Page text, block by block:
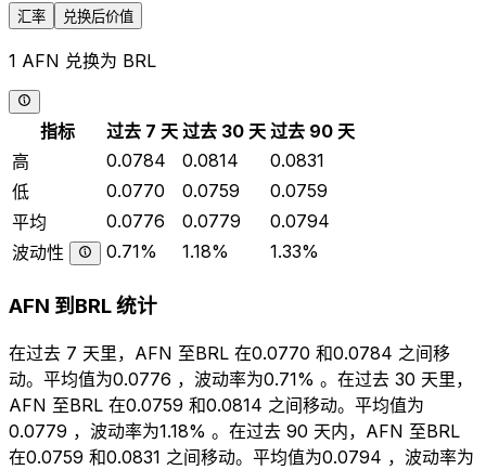
汇率 兑换后价值
1 AFN 兑换为 BRL
指标 过去 7 天 过去 30 天 过去 90 天
高
0.0784 0.0814
0.0831
低
0.0770 0.0759
0.0759
平均
0.0776 0.0779
0.0794
波动性
0.71% 1.18% 1.33%
AFN 到BRL 统计
在过去 7 天里，AFN 至BRL 在0.0770 和0.0784 之间移
动。平均值为0.0776 ，波动率为0.71% 。在过去 30 天里，
AFN 至BRL 在0.0759 和0.0814 之间移动。平均值为
0.0779 ，波动率为1.18% 。在过去 90 天内，AFN 至BRL
在0.0759 和0.0831 之间移动。平均值为0.0794 ，波动率为